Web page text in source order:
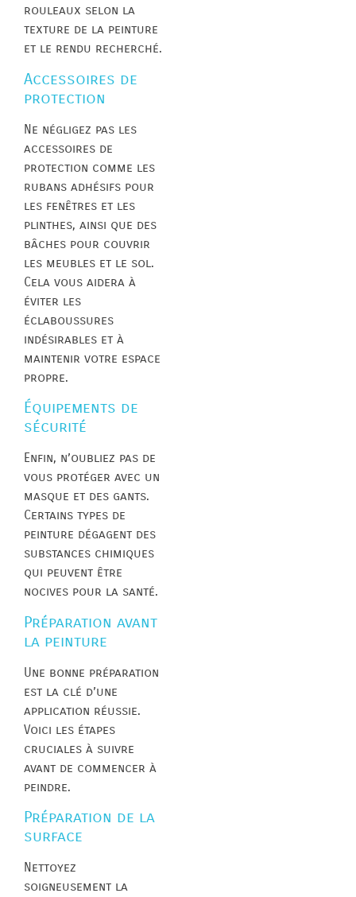
rouleaux selon la
texture de la peinture
et le rendu recherché.
Accessoires de
protection
Ne négligez pas les
accessoires de
protection comme les
rubans adhésifs pour
les fenêtres et les
plinthes, ainsi que des
bâches pour couvrir
les meubles et le sol.
Cela vous aidera à
éviter les
éclaboussures
indésirables et à
maintenir votre espace
propre.
Équipements de
sécurité
Enfin, n’oubliez pas de
vous protéger avec un
masque et des gants.
Certains types de
peinture dégagent des
substances chimiques
qui peuvent être
nocives pour la santé.
Préparation avant
la peinture
Une bonne préparation
est la clé d’une
application réussie.
Voici les étapes
cruciales à suivre
avant de commencer à
peindre.
Préparation de la
surface
Nettoyez
soigneusement la